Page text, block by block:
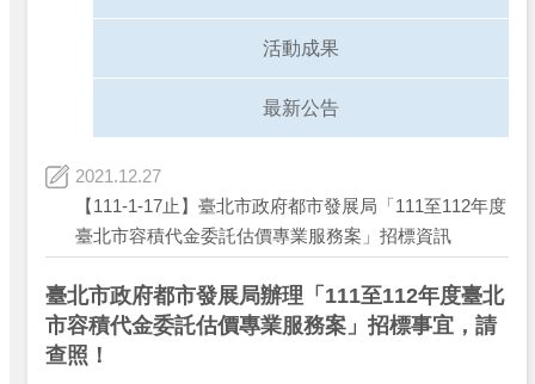
活動成果
最新公告
2021.12.27
【111-1-17止】臺北市政府都市發展局「111至112年度
臺北市容積代金委託估價專業服務案」招標資訊
臺北市政府都市發展局辦理「111至112年度臺北
市容積代金委託估價專業服務案」招標事宜，請
查照！